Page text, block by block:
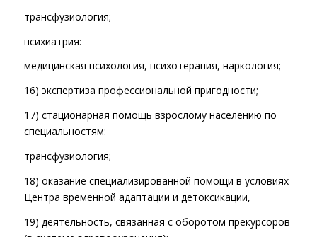
трансфузиология;
психиатрия:
медицинская психология, психотерапия, наркология;
16) экспертиза профессиональной пригодности;
17) стационарная помощь взрослому населению по
специальностям:
трансфузиология;
18) оказание специализированной помощи в условиях
Центра временной адаптации и детоксикации,
19) деятельность, связанная с оборотом прекурсоров